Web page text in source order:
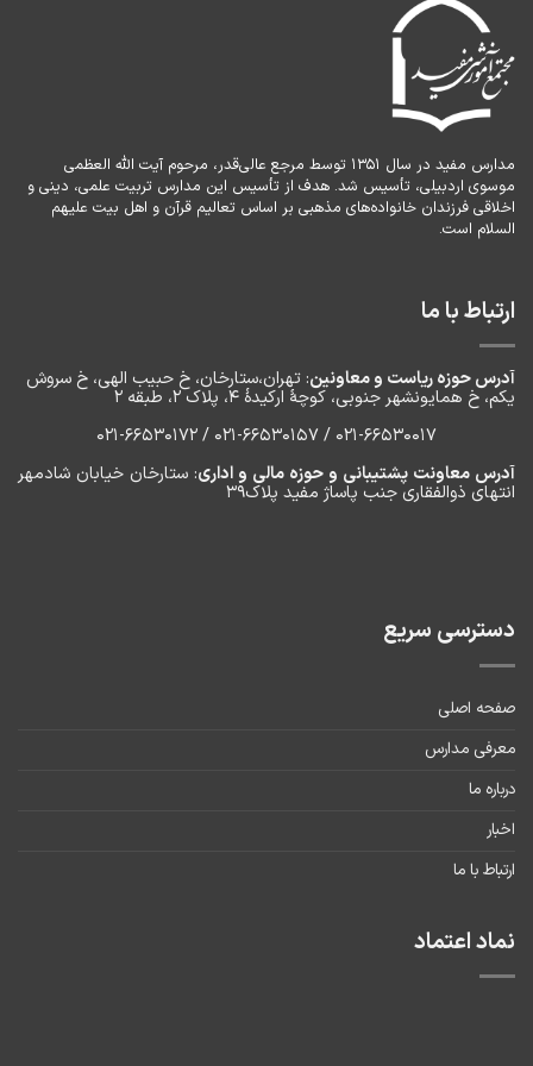
گفت‌وگو
مدارس مفید در سال ۱۳۵۱ توسط مرجع عالی‌قدر، مرحوم آیت الله العظمی
موسوی اردبیلی، تأسیس شد. هدف از تأسیس این مدارس تربیت علمی، دینی و
اخلاقی فرزندان خانواده‌های مذهبی بر اساس تعالیم قرآن و اهل بیت علیهم
السلام است.
ارتباط با ما
آدرس حوزه ریاست و معاونین: تهران،ستارخان، خ حبیب الهی، خ سروش
یکم، خ‌ همایونشهر جنوبی، کوچۀ ارکیدۀ ۴، پلاک ۲، طبقه ۲
۰۲۱-66530017 / 021-66530157 / 021-66530172
آدرس معاونت پشتیبانی و حوزه مالی و اداری: ستارخان خیابان شادمهر
انتهای ذوالفقاری جنب پاساژ مفید پلاک۳۹
دسترسی سریع
صفحه اصلی
معرفی مدارس
درباره ما
اخبار
ارتباط با ما
نماد اعتماد